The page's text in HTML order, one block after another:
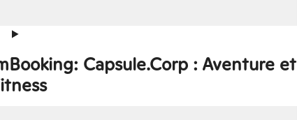
Capsule.Corp : Aventure et